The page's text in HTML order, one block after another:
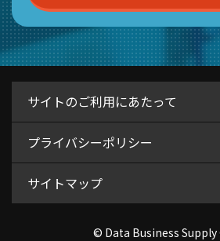
サイトのご利用にあたって
プライバシーポリシー
サイトマップ
© Data Business Supply